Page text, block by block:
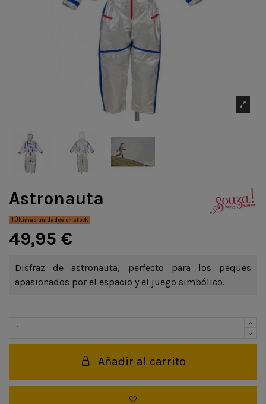
Astronauta
Últimas unidades en stock
49,95 €
Disfraz de astronauta, perfecto para los peques
apasionados por el espacio y el juego simbólico.
Añadir al carrito